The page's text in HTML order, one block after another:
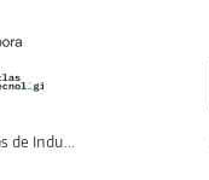
de Indu...